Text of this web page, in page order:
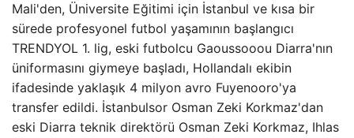
Mali'den, Üniversite Eğitimi için İstanbul ve kısa bir
sürede profesyonel futbol yaşamının başlangıcı
TRENDYOL 1. lig, eski futbolcu Gaoussooou Diarra'nın
üniformasını giymeye başladı, Hollandalı ekibin
ifadesinde yaklaşık 4 milyon avro Fuyenooro'ya
transfer edildi. İstanbulsor Osman Zeki Korkmaz'dan
eski Diarra teknik direktörü Osman Zeki Korkmaz, Ihlas